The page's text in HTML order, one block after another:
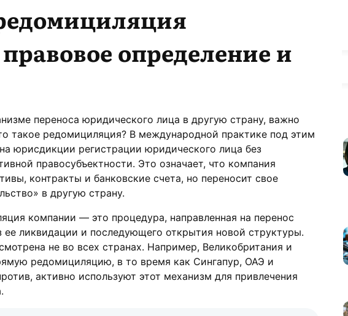
определение и
переноса юридического лица в другую страну, важно
такое редомициляция? В международной практике под этим
юрисдикции регистрации юридического лица без
правосубъектности. Это означает, что компания
контракты и банковские счета, но переносит свое
в другую страну.
компании — это процедура, направленная на перенос
ликвидации и последующего открытия новой структуры.
не во всех странах. Например, Великобритания и
редомициляцию, в то время как Сингапур, ОАЭ и
активно используют этот механизм для привлечения